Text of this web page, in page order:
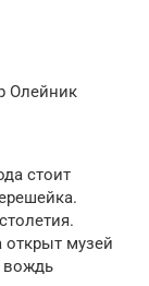
Олейник
стоит
музей
вождь